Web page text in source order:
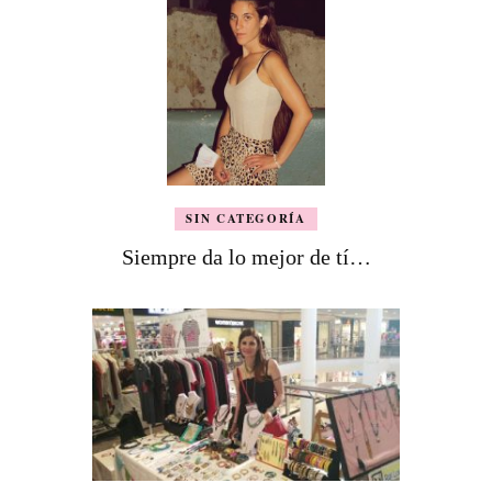
SIN CATEGORÍA
Siempre da lo mejor de tí…